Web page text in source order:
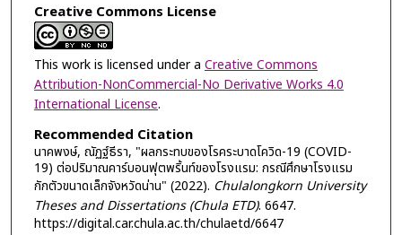
Creative Commons License
This work is licensed under a Creative Commons
Attribution-NonCommercial-No Derivative Works 4.0
International License.
Recommended Citation
นาคพงษ์, ณัฏฐ์ธีรา, "ผลกระทบของโรคระบาดโควิด-19 (COVID-
19) ต่อปริมาณคาร์บอนฟุตพริ้นท์ของโรงแรม: กรณีศึกษาโรงแรม
กักตัวขนาดเล็กจังหวัดน่าน" (2022). Chulalongkorn University
Theses and Dissertations (Chula ETD). 6647.
https://digital.car.chula.ac.th/chulaetd/6647